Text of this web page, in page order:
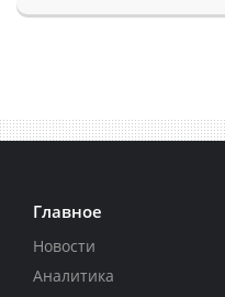
Главное
Новости
Аналитика